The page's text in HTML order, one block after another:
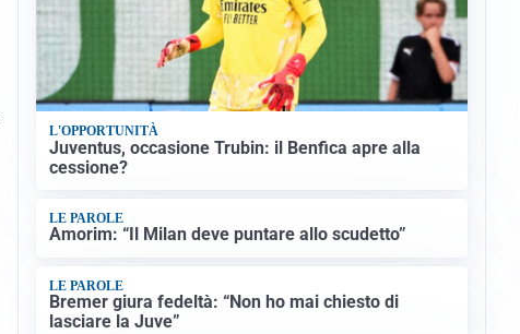
L'OPPORTUNITÀ
Juventus, occasione Trubin: il Benfica apre alla
cessione?
LE PAROLE
Amorim: “Il Milan deve puntare allo scudetto”
LE PAROLE
Bremer giura fedeltà: “Non ho mai chiesto di
lasciare la Juve”